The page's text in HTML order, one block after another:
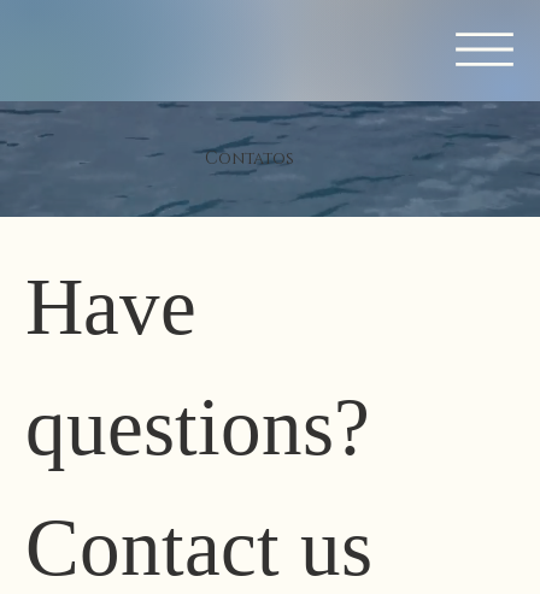
Have
questions?
Contact us
Contatos